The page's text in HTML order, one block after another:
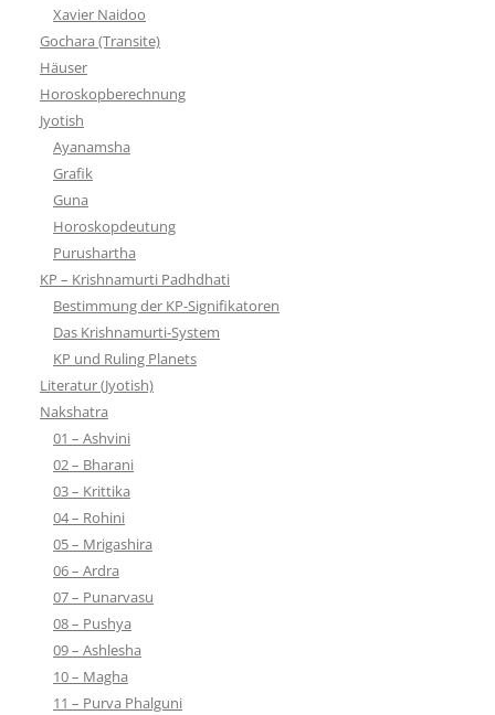
Xavier Naidoo
Gochara (Transite)
Häuser
Horoskopberechnung
Jyotish
Ayanamsha
Grafik
Guna
Horoskopdeutung
Purushartha
KP – Krishnamurti Padhdhati
Bestimmung der KP-Signifikatoren
Das Krishnamurti-System
KP und Ruling Planets
Literatur (Jyotish)
Nakshatra
01 – Ashvini
02 – Bharani
03 – Krittika
04 – Rohini
05 – Mrigashira
06 – Ardra
07 – Punarvasu
08 – Pushya
09 – Ashlesha
10 – Magha
11 – Purva Phalguni